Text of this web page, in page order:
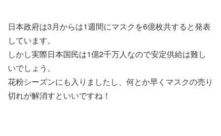
日本政府は3月からは1週間にマスクを6億枚共すると発表
しています。
しかし実際日本国民は1億2千万人なので安定供給は難し
いでしょう。
花粉シーズンにも入りましたし、何とか早くマスクの売り
切れが解消すといいですね！